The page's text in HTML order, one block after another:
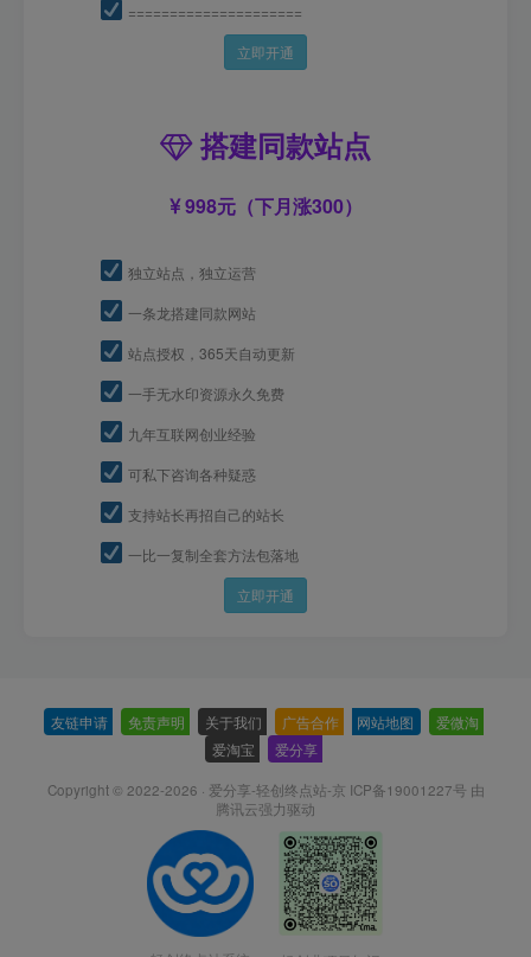
=====================
立即开通
搭建同款站点
998元（下月涨300）
独立站点，独立运营
一条龙搭建同款网站
站点授权，365天自动更新
一手无水印资源永久免费
九年互联网创业经验
可私下咨询各种疑惑
支持站长再招自己的站长
一比一复制全套方法包落地
立即开通
友链申请 免责声明 关于我们 广告合作 网站地图 爱微淘
爱淘宝
爱分享
Copyright © 2022-2026 · 爱分享-轻创终点站-京 ICP备19001227号 由
腾讯云强力驱动